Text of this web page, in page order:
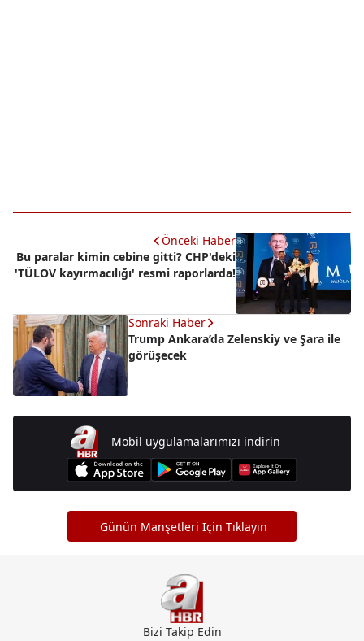
Önceki Haber
Bu paralar kimin cebine gitti? CHP'deki
'TÜLOV kayırmacılığı' resmi raporlarda!
Sonraki Haber
Trump Ankara’da Zelenskiy ve Şara ile
görüşecek
Mobil uygulamalarımızı indirin
Günün Manşetleri İçin Tıklayın
Bizi Takip Edin